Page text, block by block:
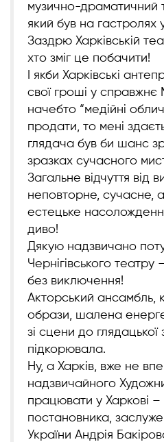
музично-драматичний
який був на гастролях
Заздрю Харківській
хто зміг це побачити!
І якби Харківські
свої гроші у справжнє
начебто “медійні
продати, то мені
глядача був би шанс
зразках сучасного
Загальне відчуття від
неповторне, сучасне,
естецьке
диво!
Дякую надзвичано
Чернігівського театру
без виключення!
Акторський ансамбль,
образи, шалена
зі сцени до глядацької
підкорювала.
Ну, а Харків, вже не
надзвичайного
працювати у Харкові
постановника,
України Андрія